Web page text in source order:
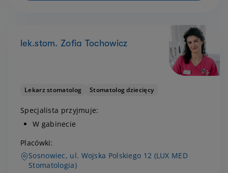
lek.stom. Zofia Tochowicz
Lekarz stomatolog Stomatolog dziecięcy
Specjalista przyjmuje:
W gabinecie
Placówki:
Sosnowiec, ul. Wojska Polskiego 12 (LUX MED
Stomatologia)